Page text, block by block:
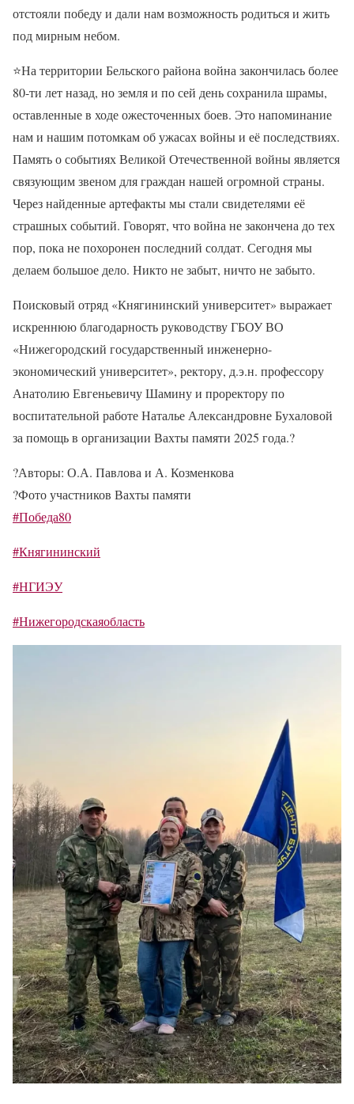
отстояли победу и дали нам возможность родиться и жить
под мирным небом.
⭐На территории Бельского района война закончилась более
80-ти лет назад, но земля и по сей день сохранила шрамы,
оставленные в ходе ожесточенных боев. Это напоминание
нам и нашим потомкам об ужасах войны и её последствиях.
Память о событиях Великой Отечественной войны является
связующим звеном для граждан нашей огромной страны.
Через найденные артефакты мы стали свидетелями её
страшных событий. Говорят, что война не закончена до тех
пор, пока не похоронен последний солдат. Сегодня мы
делаем большое дело. Никто не забыт, ничто не забыто.
Поисковый отряд «Княгининский университет» выражает
искреннюю благодарность руководству ГБОУ ВО
«Нижегородский государственный инженерно-
экономический университет», ректору, д.э.н. профессору
Анатолию Евгеньевичу Шамину и проректору по
воспитательной работе Наталье Александровне Бухаловой
за помощь в организации Вахты памяти 2025 года.?
?Авторы: О.А. Павлова и А. Козменкова
?Фото участников Вахты памяти
#Победа80
#Княгининский
#НГИЭУ
#Нижегородскаяобласть